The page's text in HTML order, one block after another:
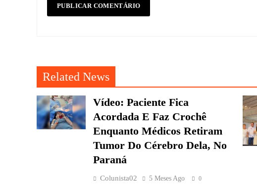
Related News
Vídeo: Paciente Fica
Acordada E Faz Crochê
Enquanto Médicos Retiram
Tumor Do Cérebro Dela, No
Paraná
Colunista02 5 Meses Ago 0